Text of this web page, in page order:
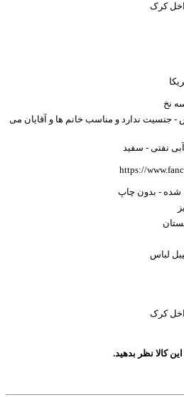
کرک
نخ
- جنسیت ندارد و مناسب خانم ها و آقایان می
نفتی - سفید
https://
شده - بدون چاپ
لباس
کرک
کالا نظر بدهید.